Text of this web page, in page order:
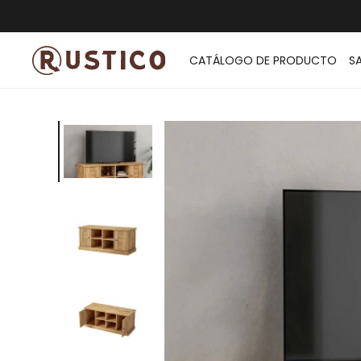
CATÁLOGO DE PRODUCTO